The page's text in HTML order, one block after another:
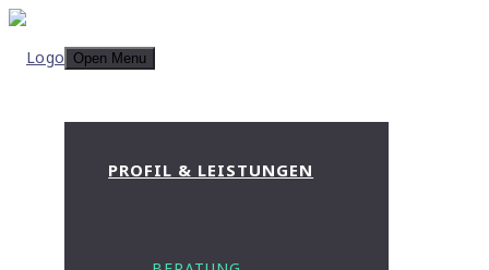
Open Menu
PROFIL & LEISTUNGEN